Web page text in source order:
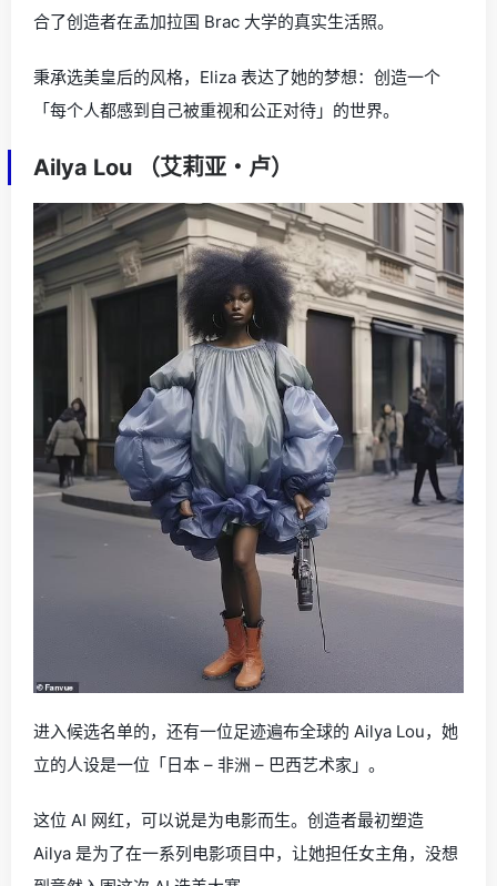
合了创造者在孟加拉国 Brac 大学的真实生活照。
秉承选美皇后的风格，Eliza 表达了她的梦想：创造一个
「每个人都感到自己被重视和公正对待」的世界。
Ailya Lou （艾莉亚・卢）
进入候选名单的，还有一位足迹遍布全球的 Ailya Lou，她
立的人设是一位「日本 – 非洲 – 巴西艺术家」。
这位 AI 网红，可以说是为电影而生。创造者最初塑造
Ailya 是为了在一系列电影项目中，让她担任女主角，没想